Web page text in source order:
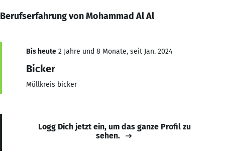
Berufserfahrung von Mohammad Al Al
Bis heute 2 Jahre und 8 Monate, seit Jan. 2024
Bicker
Müllkreis bicker
Logg Dich jetzt ein, um das ganze Profil zu
sehen.